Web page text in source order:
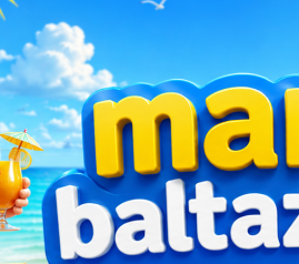
на производ